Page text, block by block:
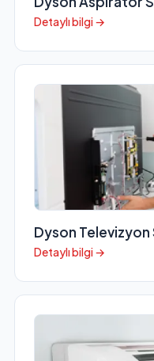
Detaylı bilgi →
Dyson Televizyon
Detaylı bilgi →